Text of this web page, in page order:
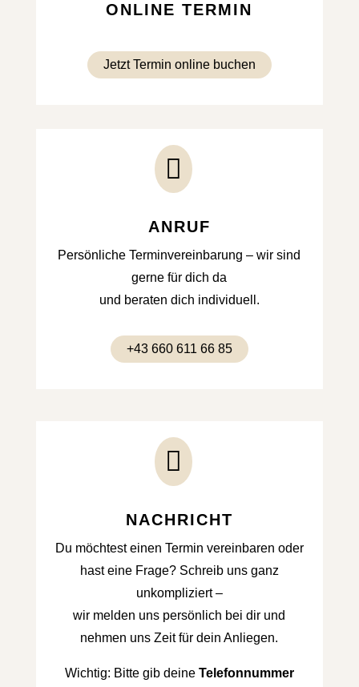
ONLINE TERMIN
Jetzt Termin online buchen

ANRUF
Persönliche Terminvereinbarung – wir sind
gerne für dich da
und beraten dich individuell.
+43 660 611 66 85

NACHRICHT
Du möchtest einen Termin vereinbaren oder
hast eine Frage? Schreib uns ganz
unkompliziert –
wir melden uns persönlich bei dir und
nehmen uns Zeit für dein Anliegen.
Wichtig: Bitte gib deine Telefonnummer